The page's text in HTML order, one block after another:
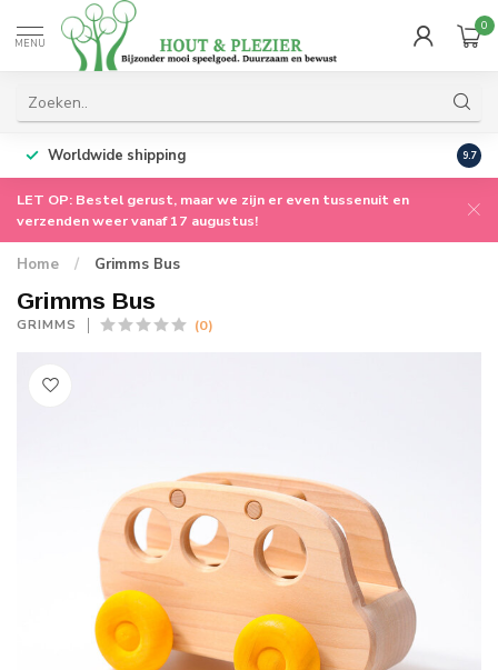
MENU
0
Worldwide shipping 9.7
LET OP: Bestel gerust, maar we zijn er even tussenuit en
verzenden weer vanaf 17 augustus!
Home / Grimms Bus
Grimms Bus
GRIMMS (0)